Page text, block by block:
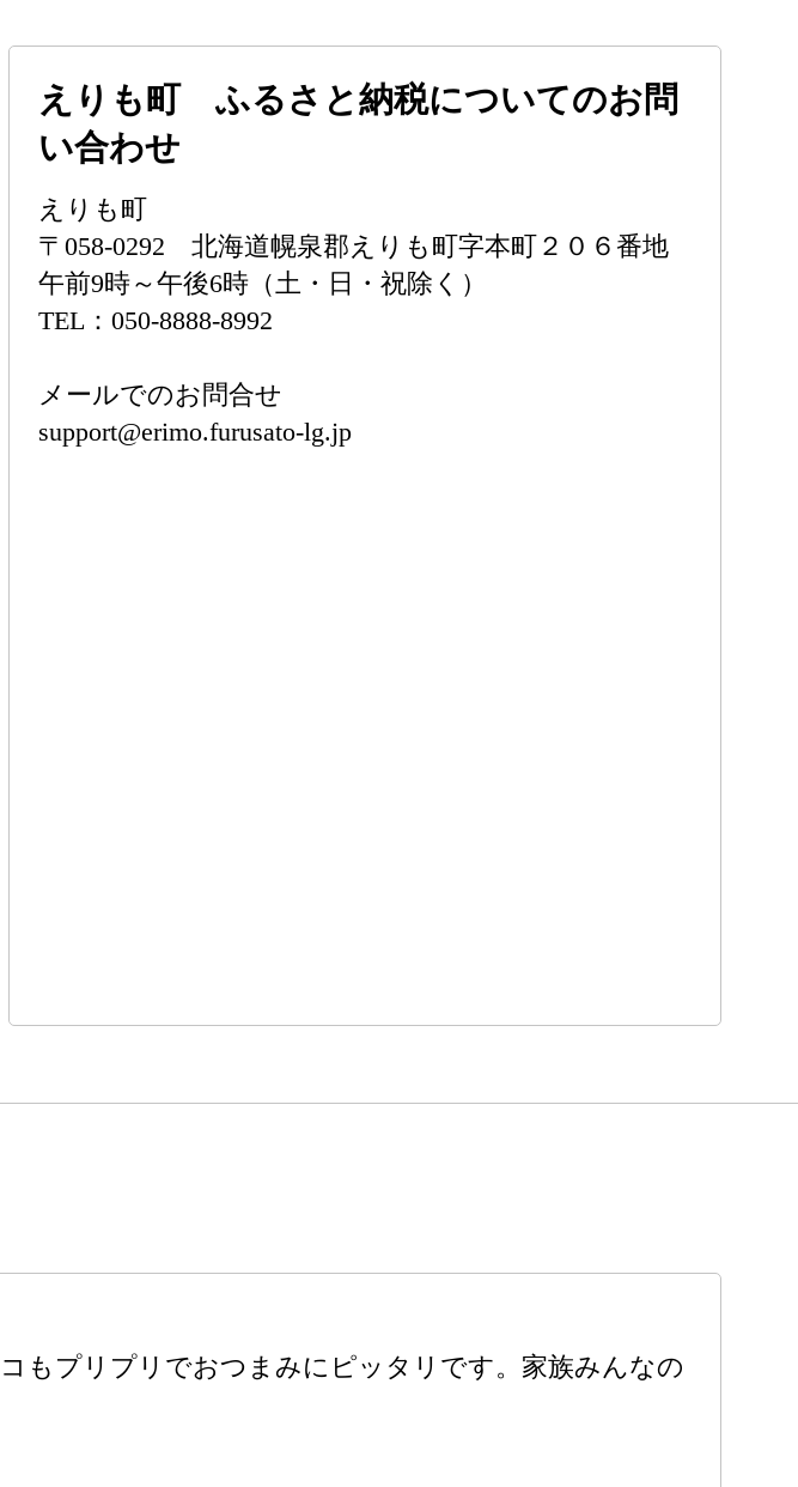
えりも町 ふるさと納税についてのお問
い合わせ
えりも町
〒058-0292 北海道幌泉郡えりも町字本町２０６番地
午前9時～午後6時（土・日・祝除く）
TEL：050-8888-8992
メールでのお問合せ
support@erimo.furusato-lg.jp
もプリプリでおつまみにピッタリです。家族みんなの